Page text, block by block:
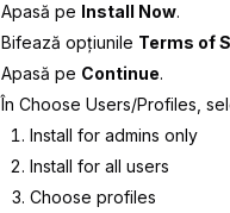
Apasă pe Install Now.
Bifează opțiunile Terms of
Apasă pe Continue.
În Choose Users/Profiles ,
Install for admins only
Install for all users
Choose profiles